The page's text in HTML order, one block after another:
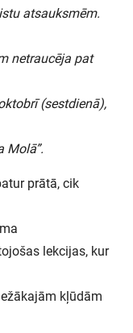
atsauksmēm.
netraucēja pat
(sestdienā),
Molā”.
prātā, cik
lekcijas, kur
kļūdām